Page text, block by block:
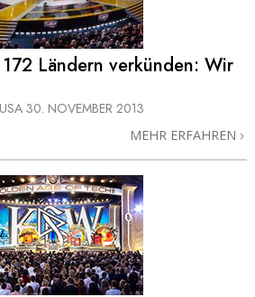
Ländern verkünden: Wir
30. NOVEMBER 2013
MEHR ERFAHREN